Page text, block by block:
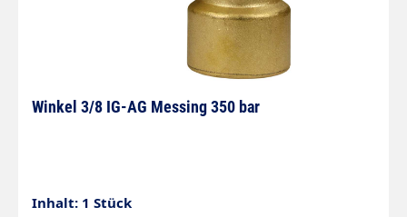
Winkel 3/8 IG-AG Messing 350 bar
Inhalt: 1 Stück